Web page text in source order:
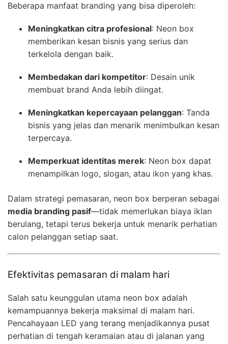
Beberapa manfaat branding yang bisa diperoleh:
Meningkatkan citra profesional: Neon box
memberikan kesan bisnis yang serius dan
terkelola dengan baik.
Membedakan dari kompetitor: Desain unik
membuat brand Anda lebih diingat.
Meningkatkan kepercayaan pelanggan: Tanda
bisnis yang jelas dan menarik menimbulkan kesan
terpercaya.
Memperkuat identitas merek: Neon box dapat
menampilkan logo, slogan, atau ikon yang khas.
Dalam strategi pemasaran, neon box berperan sebagai
media branding pasif—tidak memerlukan biaya iklan
berulang, tetapi terus bekerja untuk menarik perhatian
calon pelanggan setiap saat.
Efektivitas pemasaran di malam hari
Salah satu keunggulan utama neon box adalah
kemampuannya bekerja maksimal di malam hari.
Pencahayaan LED yang terang menjadikannya pusat
perhatian di tengah keramaian atau di jalanan yang